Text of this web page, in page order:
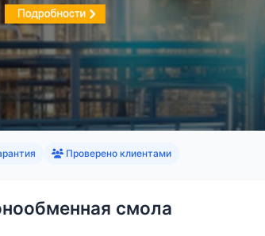
Проверено клиентами
смола